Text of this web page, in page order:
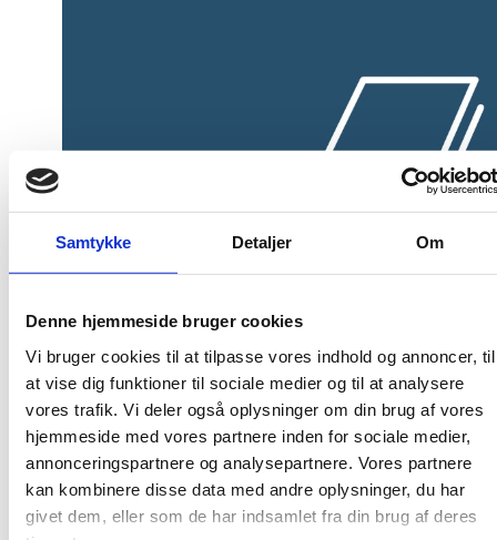
Samtykke Detaljer Om
Denne hjemmeside bruger cookies
Vi bruger cookies til at tilpasse vores indhold og annoncer, til
at vise dig funktioner til sociale medier og til at analysere
vores trafik. Vi deler også oplysninger om din brug af vores
hjemmeside med vores partnere inden for sociale medier,
annonceringspartnere og analysepartnere. Vores partnere
kan kombinere disse data med andre oplysninger, du har
givet dem, eller som de har indsamlet fra din brug af deres
Udgiver: Uddannelses- og Forskningsstyrelsen
Publikationsår: 2024
Sideantal: 57